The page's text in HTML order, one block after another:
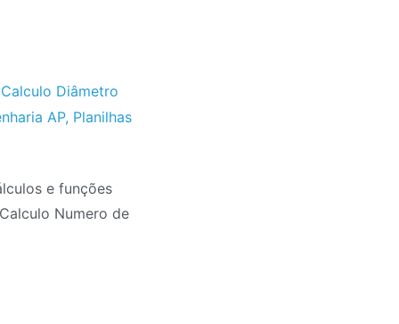
Calculo Diâmetro
AP, Planilhas
e funções
Numero de